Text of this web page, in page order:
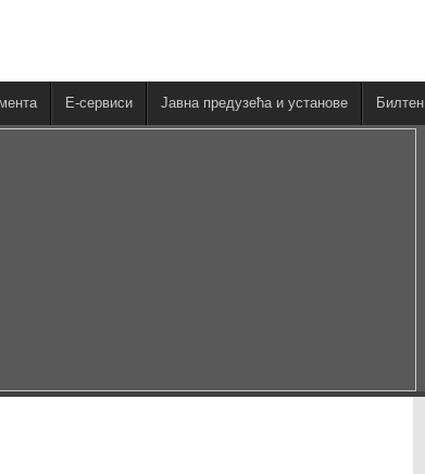
E-сервиси Јавна предузећа и установе Билтен